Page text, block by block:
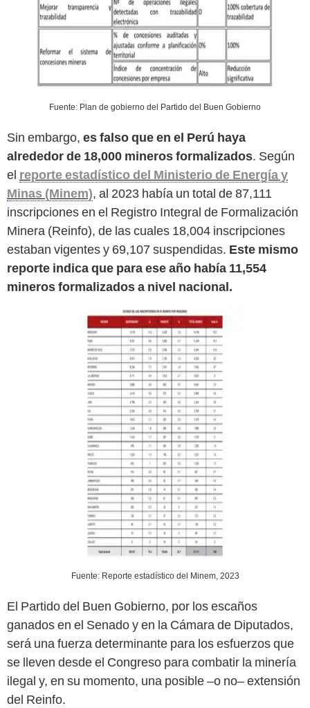
Fuente: Plan de gobierno del Partido del Buen Gobierno
Sin embargo, es falso que en el Perú haya
alrededor de 18,000 mineros formalizados. Según
el reporte estadístico del Ministerio de Energía y
Minas (Minem), al 2023 había un total de 87,111
inscripciones en el Registro Integral de Formalización
Minera (Reinfo), de las cuales 18,004 inscripciones
estaban vigentes y 69,107 suspendidas. Este mismo
reporte indica que para ese año había 11,554
mineros formalizados a nivel nacional.
Fuente: Reporte estadístico del Minem, 2023
El Partido del Buen Gobierno, por los escaños
ganados en el Senado y en la Cámara de Diputados,
será una fuerza determinante para los esfuerzos que
se lleven desde el Congreso para combatir la minería
ilegal y, en su momento, una posible –o no– extensión
del Reinfo.